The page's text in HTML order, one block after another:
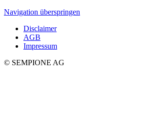
Navigation überspringen
Disclaimer
AGB
Impressum
© SEMPIONE AG